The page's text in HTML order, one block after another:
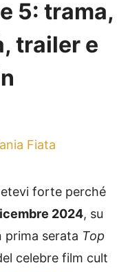
5: trama,
trailer e
Fiata
forte perché
2024, su
prima serata Top
celebre film cult